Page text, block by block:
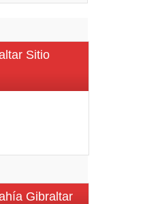
Sitio
Gibraltar